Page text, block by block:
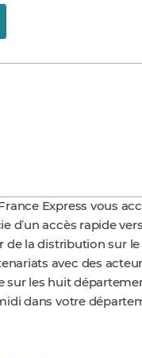
Express vous
dʼun accès rapide
de la distribution sur
avec des
les huit
dans votre